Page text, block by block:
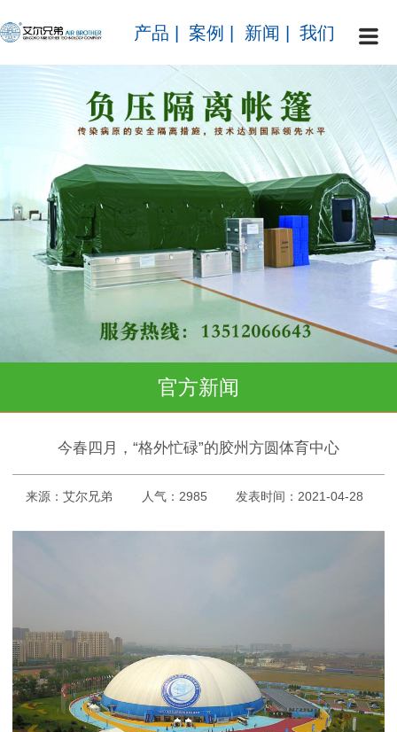
产品 案例 新闻 我们
官方新闻
今春四月，“格外忙碌”的胶州方圆体育中心
来源：艾尔兄弟 人气：2985 发表时间：2021-04-28